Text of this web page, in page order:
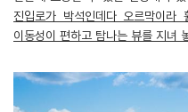
진입로가 박석인데다 오르막이라
이동성이 편하고 탐나는 뷰를 지녀